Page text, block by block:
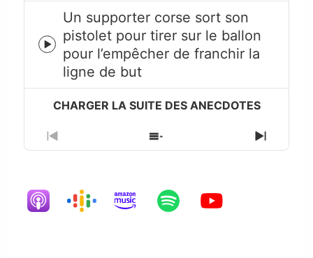
Episode
play
icon
Un supporter corse sort son
pistolet pour tirer sur le ballon
pour l’empêcher de franchir la
ligne de but
Previous
Episode
Show
Episodes
Next
Episode